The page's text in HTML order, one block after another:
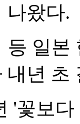
나왔다.
등 일
내년 초
'꽃보